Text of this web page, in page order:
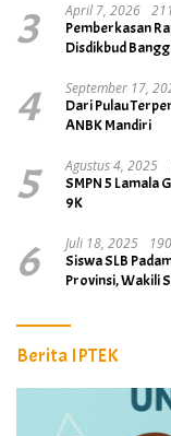
3 April 7, 2026
Pemberkasan
Disdikbud
4 September 17,
Dari Pulau
ANBK Mandiri
5 Agustus 4, 2025
SMPN 5 Lamala
9K
6 Juli 18, 2025
Siswa SLB
Provinsi, Wakili
Berita IPTEK